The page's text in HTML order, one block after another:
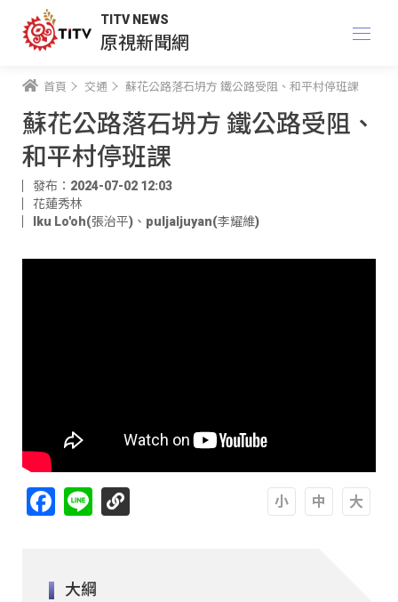
TITV NEWS
原視新聞網
首頁 交通 蘇花公路落石坍方 鐵公路受阻、和平村停班課
蘇花公路落石坍方 鐵公路受阻、
和平村停班課
發布：2024-07-02 12:03
花蓮秀林
Iku Lo'oh(張治平) 、 puljaljuyan(李耀維)
Facebook
Line
大綱